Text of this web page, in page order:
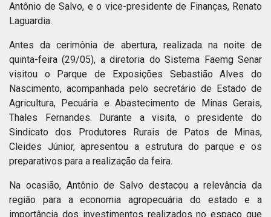
Antônio de Salvo, e o vice-presidente de Finanças, Renato
Laguardia.
Antes da cerimônia de abertura, realizada na noite de
quinta-feira (29/05), a diretoria do Sistema Faemg Senar
visitou o Parque de Exposições Sebastião Alves do
Nascimento, acompanhada pelo secretário de Estado de
Agricultura, Pecuária e Abastecimento de Minas Gerais,
Thales Fernandes. Durante a visita, o presidente do
Sindicato dos Produtores Rurais de Patos de Minas,
Cleides Júnior, apresentou a estrutura do parque e os
preparativos para a realização da feira.
Na ocasião, Antônio de Salvo destacou a relevância da
região para a economia agropecuária do estado e a
importância dos investimentos realizados no espaço que